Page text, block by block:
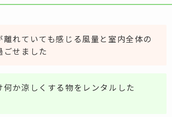
れていても感じる風量と室内全体の
せました
か涼しくする物をレンタルした